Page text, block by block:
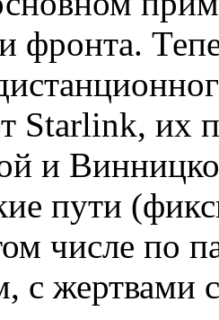
фронта.
Starlink, их
и
пути
числе по
с жертвами